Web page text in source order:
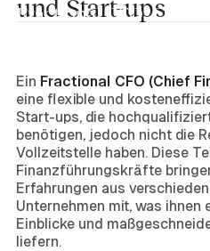
und Start-ups
Fractional CFO:
Ein Fractional CFO (Chief
eine flexible und
Start-ups, die
benötigen, jedoch nicht die
Vollzeitstelle haben. Diese
Finanzführungskräfte
Erfahrungen aus
Unternehmen mit, was
Einblicke und
liefern.